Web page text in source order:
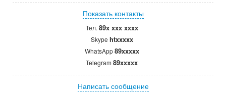
Показать контакты
Тел. 89x xxx xxxx
Skype htxxxxx
WhatsApp89xxxxx
Telegram 89xxxxx
Написать сообщение